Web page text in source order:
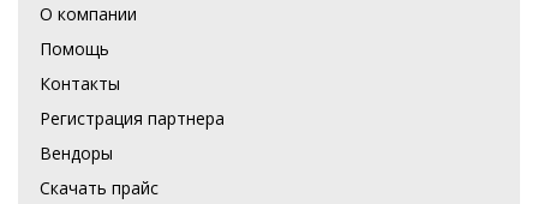
О компании
Помощь
Контакты
Регистрация партнера
Вендоры
Скачать прайс